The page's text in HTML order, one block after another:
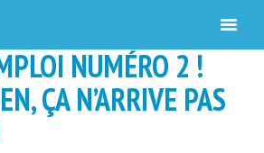
NUMÉRO 2 !
ÇA N’ARRIVE PAS